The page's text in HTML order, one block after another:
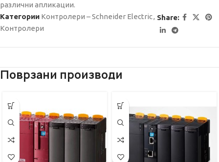
различни апликации.
Категории Контролери – Schneider Electric,
Контролери
Share:
Поврзани производи